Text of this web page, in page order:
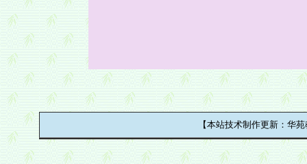
【本站技术制作更新：华